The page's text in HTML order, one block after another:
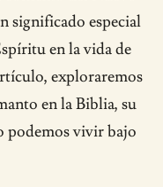
significado especial
en la vida de
exploraremos
en la Biblia, su
podemos vivir bajo